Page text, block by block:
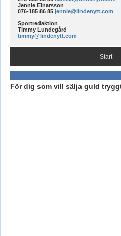
Jennie Einarsson
076-185 86 85 jennie@lindenytt.com
Sportredaktion
Timmy Lundegård
timmy@lindenytt.com
Start
För dig som vill sälja guld